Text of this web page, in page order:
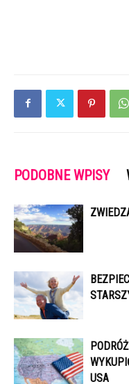
PODOBNE WPISY
USA